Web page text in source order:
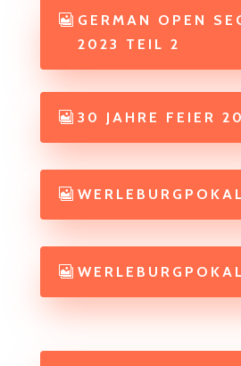
GERMAN OPEN
2023 TEIL 2
30 JAHRE FEIER